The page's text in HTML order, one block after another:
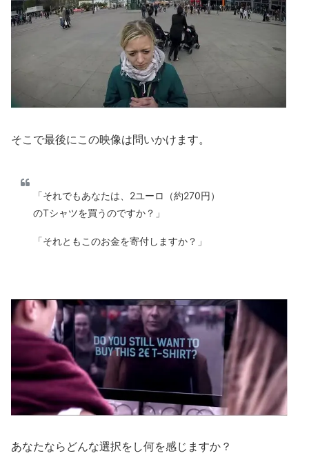
そこで最後にこの映像は問いかけます。
「それでもあなたは、2ユーロ（約270円）
のTシャツを買うのですか？」
「それともこのお金を寄付しますか？」
あなたならどんな選択をし何を感じますか？